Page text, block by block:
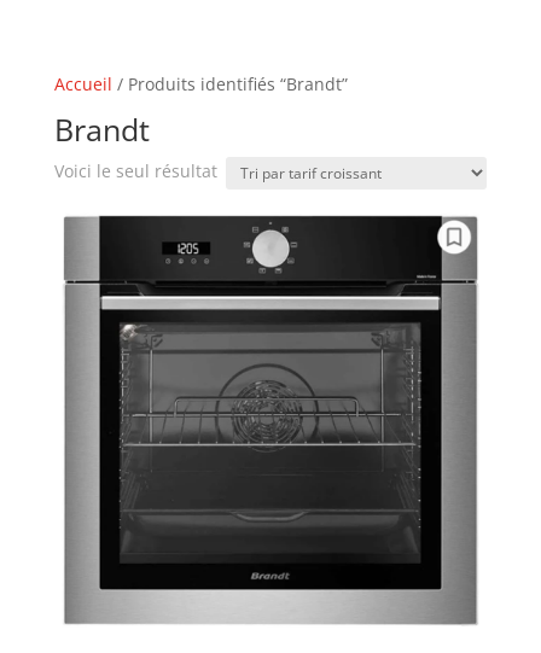
Accueil / Produits identifiés “Brandt”
Brandt
Voici le seul résultat